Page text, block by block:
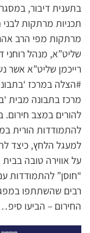
בתענית דיבור,
תכניות מרתקות
מרתקות מפי הרב
שליט”א, מנהל רוחני
רייכמן שליט”א אשר
#הצלה במרכז
מרכז בתבונה מבית
להורים במצב חירום.
להתמודדות הורית
למעגל הלחץ, כיצד
על אווירה טובה
“חוסן” להתמודדות
רבים שהשתתפו
החירום – הביעו